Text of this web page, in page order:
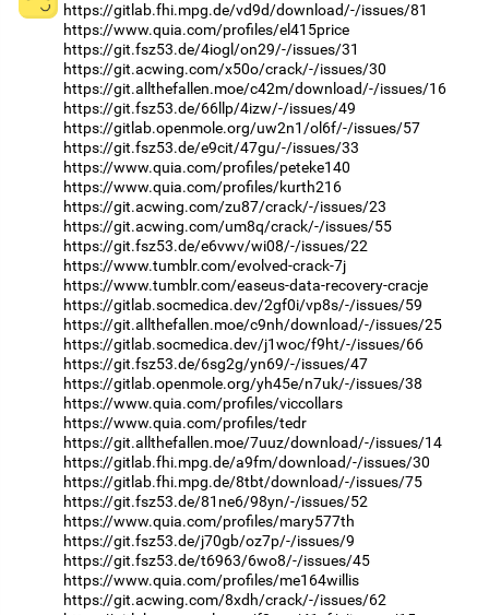
https://gitlab.fhi.mpg.de/vd9d/download/-/issues/81
https://www.quia.com/profiles/el415price
https://git.fsz53.de/4iogl/on29/-/issues/31
https://git.acwing.com/x50o/crack/-/issues/30
https://git.allthefallen.moe/c42m/download/-/issues/16
https://git.fsz53.de/66llp/4izw/-/issues/49
https://gitlab.openmole.org/uw2n1/ol6f/-/issues/57
https://git.fsz53.de/e9cit/47gu/-/issues/33
https://www.quia.com/profiles/peteke140
https://www.quia.com/profiles/kurth216
https://git.acwing.com/zu87/crack/-/issues/23
https://git.acwing.com/um8q/crack/-/issues/55
https://git.fsz53.de/e6vwv/wi08/-/issues/22
https://www.tumblr.com/evolved-crack-7j
https://www.tumblr.com/easeus-data-recovery-cracje
https://gitlab.socmedica.dev/2gf0i/vp8s/-/issues/59
https://git.allthefallen.moe/c9nh/download/-/issues/25
https://gitlab.socmedica.dev/j1woc/f9ht/-/issues/66
https://git.fsz53.de/6sg2g/yn69/-/issues/47
https://gitlab.openmole.org/yh45e/n7uk/-/issues/38
https://www.quia.com/profiles/viccollars
https://www.quia.com/profiles/tedr
https://git.allthefallen.moe/7uuz/download/-/issues/14
https://gitlab.fhi.mpg.de/a9fm/download/-/issues/30
https://gitlab.fhi.mpg.de/8tbt/download/-/issues/75
https://git.fsz53.de/81ne6/98yn/-/issues/52
https://www.quia.com/profiles/mary577th
https://git.fsz53.de/j70gb/oz7p/-/issues/9
https://git.fsz53.de/t6963/6wo8/-/issues/45
https://www.quia.com/profiles/me164willis
https://git.acwing.com/8xdh/crack/-/issues/62